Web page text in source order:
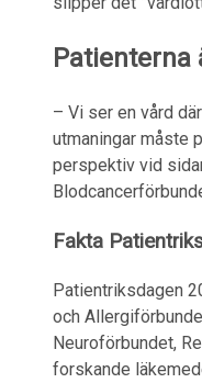
Patienterna
– Vi ser en vård
utmaningar måste
perspektiv vid
Fakta
Patientriksdagen
och
Neuroförbundet,
forskande